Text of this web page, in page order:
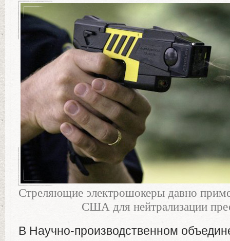
Стреляющие электрошокеры давно
США для нейтрализации
В Научно-производственном